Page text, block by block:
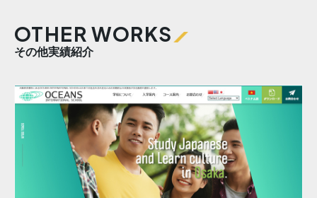
OTHER WORKS
その他実績紹介